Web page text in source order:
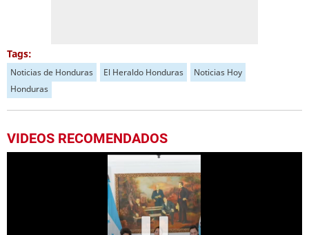
Tags:
Noticias de Honduras El Heraldo Honduras
Noticias Hoy
Honduras
VIDEOS RECOMENDADOS